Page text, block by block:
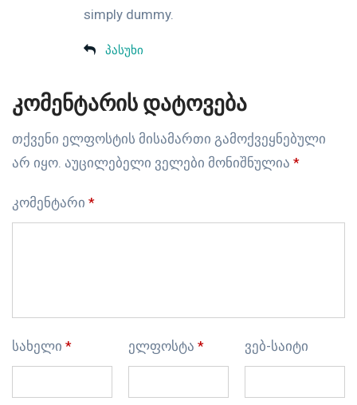
simply dummy.
პასუხი
კომენტარის დატოვება
თქვენი ელფოსტის მისამართი გამოქვეყნებული
არ იყო. აუცილებელი ველები მონიშნულია *
კომენტარი *
სახელი * ელფოსტა * ვებ-საიტი